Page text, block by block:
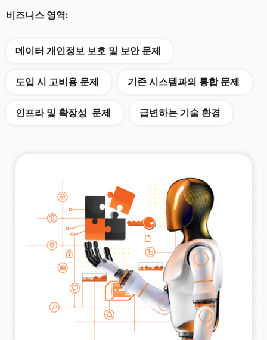
비즈니스 영역:
데이터 개인정보 보호 및 보안 문제
도입 시 고비용 문제 기존 시스템과의 통합 문제
인프라 및 확장성 문제 급변하는 기술 환경